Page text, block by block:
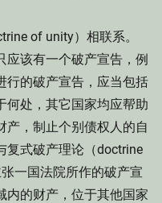
of unity）相联系。
应该有一个破产宣告，例
行的破产宣告，应当包括
何处，其它国家均应帮助
产，制止个别债权人的自
复式破产理论（doctrine
一国法院所作的破产宣
内的财产，位于其他国家